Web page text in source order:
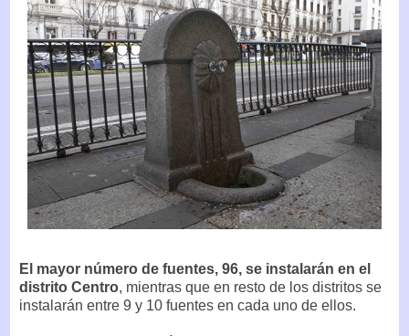
El mayor número de fuentes, 96, se instalarán en el
distrito Centro, mientras que en resto de los distritos se
instalarán entre 9 y 10 fuentes en cada uno de ellos.